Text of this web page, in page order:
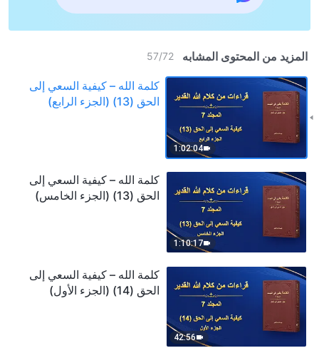
المزيد من المحتوى المشابه 57/72
1:02:04
كلمة الله – كيفية السعي إلى
الحق (13) (الجزء الرابع)
1:10:17
كلمة الله – كيفية السعي إلى
الحق (13) (الجزء الخامس)
42:56
كلمة الله – كيفية السعي إلى
الحق (14) (الجزء الأول)